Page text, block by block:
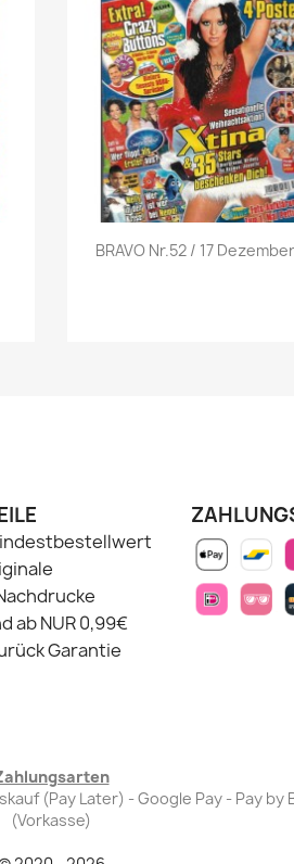
Vorschau
BRAVO Nr.52 / 17
ab NUR 0,99€
Garantie
(Pay Later) - Google Pay - Pay
(Vorkasse)